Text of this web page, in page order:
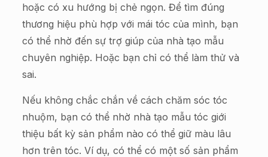
hoặc có xu hướng bị chẻ ngọn. Để tìm đúng
thương hiệu phù hợp với mái tóc của mình, bạn
có thể nhờ đến sự trợ giúp của nhà tạo mẫu
chuyên nghiệp. Hoặc bạn chỉ có thể làm thử và
sai.
Nếu không chắc chắn về cách chăm sóc tóc
nhuộm, bạn có thể nhờ nhà tạo mẫu tóc giới
thiệu bất kỳ sản phẩm nào có thể giữ màu lâu
hơn trên tóc. Ví dụ, có thể có một số sản phẩm